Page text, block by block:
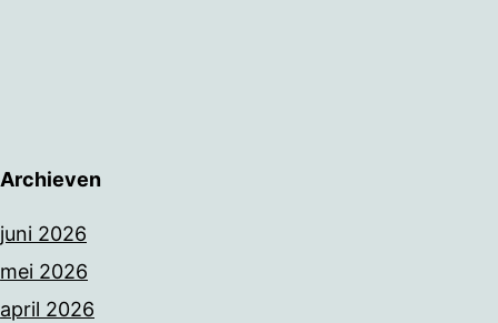
Archieven
juni 2026
mei 2026
april 2026